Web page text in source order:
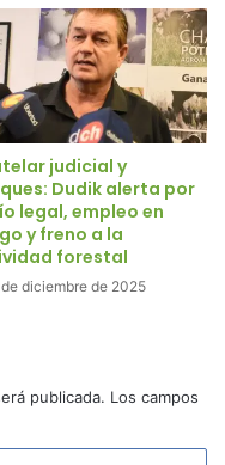
judicial y
Dudik alerta por
legal, empleo en
y freno a la
forestal
diciembre de 2025
publicada. Los campos